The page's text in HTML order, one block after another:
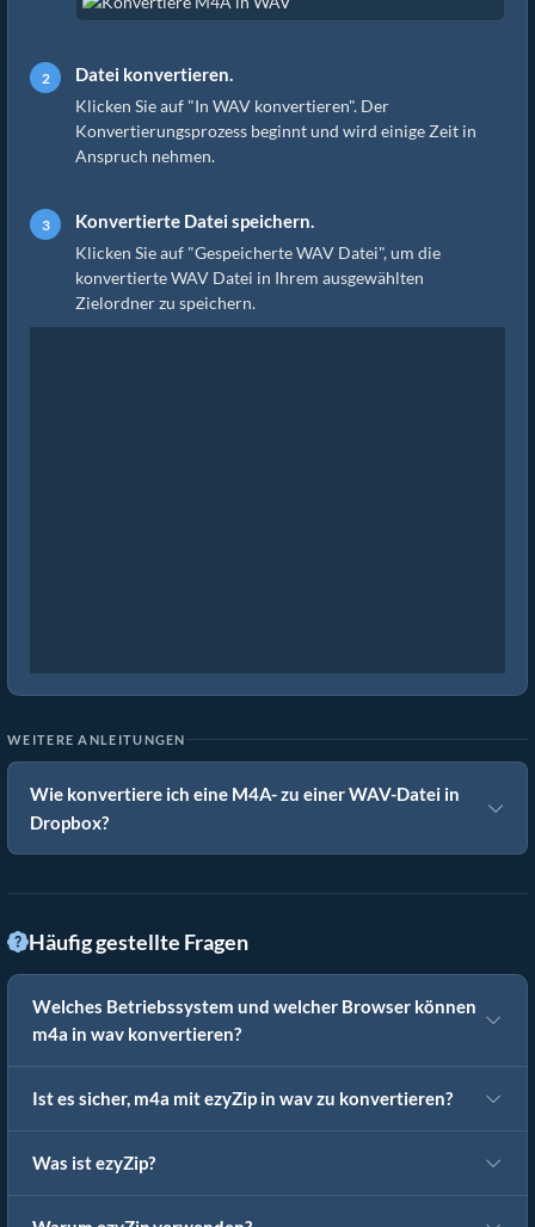
Datei konvertieren.
Klicken Sie auf "In WAV konvertieren". Der
Konvertierungsprozess beginnt und wird einige Zeit in
Anspruch nehmen.
Konvertierte Datei speichern.
Klicken Sie auf "Gespeicherte WAV Datei", um die
konvertierte WAV Datei in Ihrem ausgewählten
Zielordner zu speichern.
WEITERE ANLEITUNGEN
Wie konvertiere ich eine M4A- zu einer WAV-Datei in
Dropbox?
Häufig gestellte Fragen
Welches Betriebssystem und welcher Browser können
m4a in wav konvertieren?
Ist es sicher, m4a mit ezyZip in wav zu konvertieren?
Was ist ezyZip?